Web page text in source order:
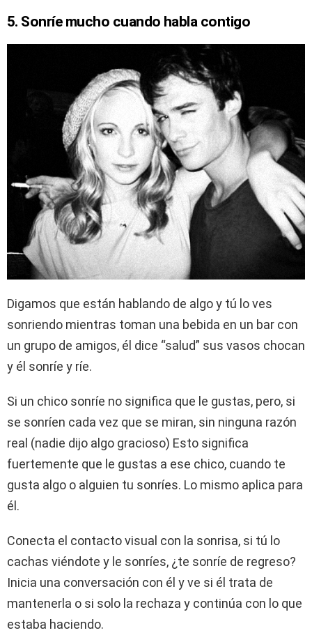
5. Sonríe mucho cuando habla contigo
Digamos que están hablando de algo y tú lo ves
sonriendo mientras toman una bebida en un bar con
un grupo de amigos, él dice “salud” sus vasos chocan
y él sonríe y ríe.
Si un chico sonríe no significa que le gustas, pero, si
se sonríen cada vez que se miran, sin ninguna razón
real (nadie dijo algo gracioso) Esto significa
fuertemente que le gustas a ese chico, cuando te
gusta algo o alguien tu sonríes. Lo mismo aplica para
él.
Conecta el contacto visual con la sonrisa, si tú lo
cachas viéndote y le sonríes, ¿te sonríe de regreso?
Inicia una conversación con él y ve si él trata de
mantenerla o si solo la rechaza y continúa con lo que
estaba haciendo.